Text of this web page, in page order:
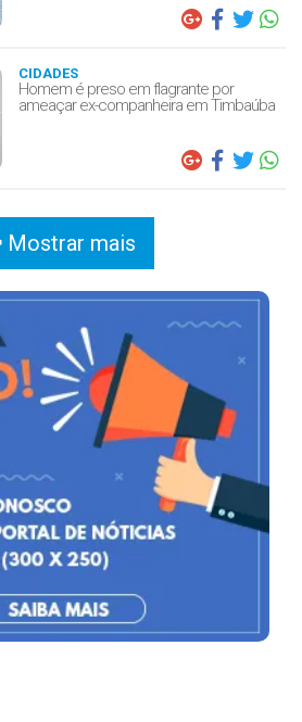
CIDADES
Homem é preso em flagrante por
ameaçar ex-companheira em Timbaúba
Mostrar mais